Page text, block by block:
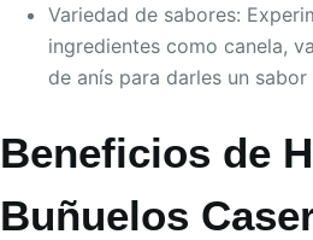
Variedad de sabores:
ingredientes como canela,
de anís para darles un sabor
Beneficios de
Buñuelos